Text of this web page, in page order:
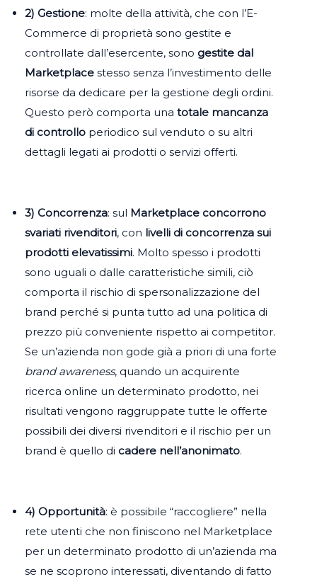
2) Gestione: molte della attività, che con l’E-
Commerce di proprietà sono gestite e
controllate dall’esercente, sono gestite dal
Marketplace stesso senza l’investimento delle
risorse da dedicare per la gestione degli ordini.
Questo però comporta una totale mancanza
di controllo periodico sul venduto o su altri
dettagli legati ai prodotti o servizi offerti.
3) Concorrenza: sul Marketplace concorrono
svariati rivenditori, con livelli di concorrenza sui
prodotti elevatissimi. Molto spesso i prodotti
sono uguali o dalle caratteristiche simili, ciò
comporta il rischio di spersonalizzazione del
brand perché si punta tutto ad una politica di
prezzo più conveniente rispetto ai competitor.
Se un’azienda non gode già a priori di una forte
brand awareness, quando un acquirente
ricerca online un determinato prodotto, nei
risultati vengono raggruppate tutte le offerte
possibili dei diversi rivenditori e il rischio per un
brand è quello di cadere nell’anonimato.
4) Opportunità: è possibile “raccogliere” nella
rete utenti che non finiscono nel Marketplace
per un determinato prodotto di un’azienda ma
se ne scoprono interessati, diventando di fatto